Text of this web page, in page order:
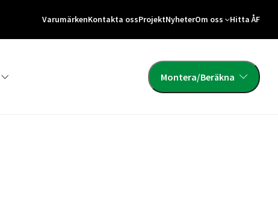
VarumärkenKontakta ossProjektNyheterOm oss Hitta ÅF
Montera/Beräkna